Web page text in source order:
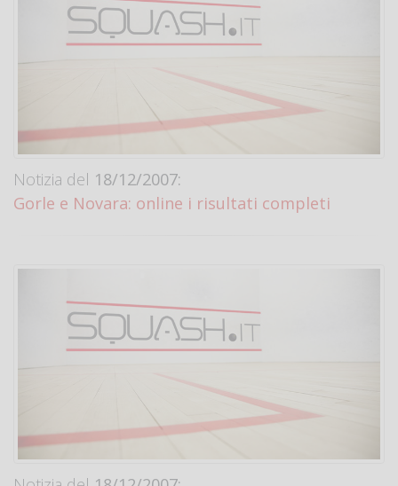
Notizia del 18/12/2007:
Gorle e Novara: online i risultati completi